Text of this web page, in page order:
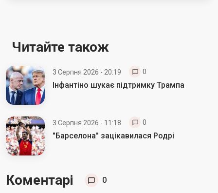
Читайте також
3 Серпня 2026 - 20:19 0
Інфантіно шукає підтримку Трампа
3 Серпня 2026 - 11:18 0
"Барселона" зацікавилася Родрі
Коментарі 0